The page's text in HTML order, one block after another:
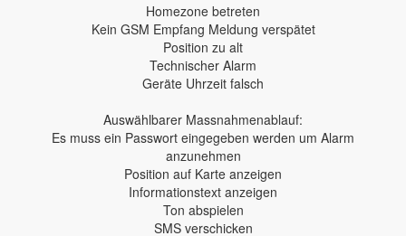
Homezone betreten
Kein GSM Empfang Meldung verspätet
Position zu alt
Technischer Alarm
Geräte Uhrzeit falsch
Auswählbarer Massnahmenablauf:
Es muss ein Passwort eingegeben werden um Alarm
anzunehmen
Position auf Karte anzeigen
Informationstext anzeigen
Ton abspielen
SMS verschicken